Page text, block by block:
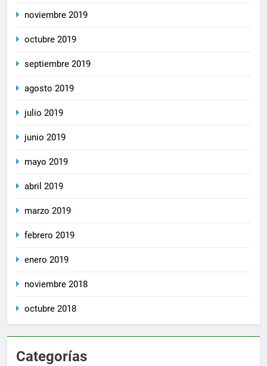
noviembre 2019
octubre 2019
septiembre 2019
agosto 2019
julio 2019
junio 2019
mayo 2019
abril 2019
marzo 2019
febrero 2019
enero 2019
noviembre 2018
octubre 2018
Categorías